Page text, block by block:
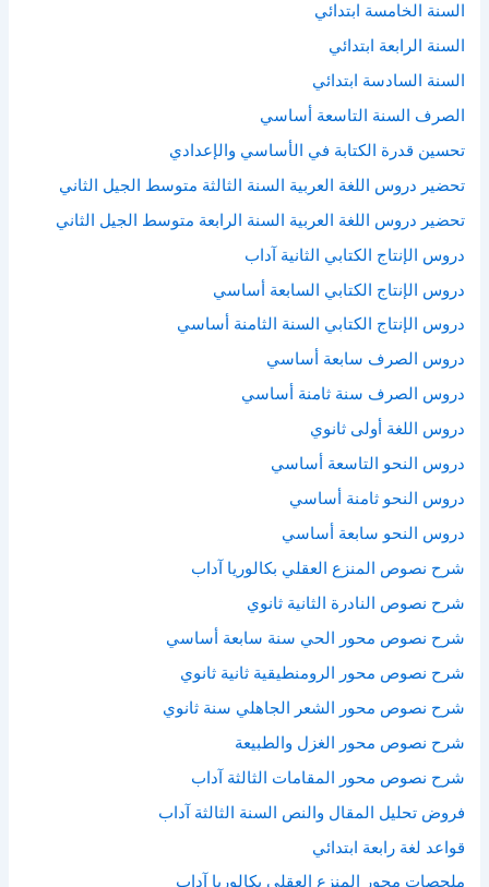
السنة الخامسة ابتدائي
السنة الرابعة ابتدائي
السنة السادسة ابتدائي
الصرف السنة التاسعة أساسي
تحسين قدرة الكتابة في الأساسي والإعدادي
تحضير دروس اللغة العربية السنة الثالثة متوسط الجيل الثاني
تحضير دروس اللغة العربية السنة الرابعة متوسط الجيل الثاني
دروس الإنتاج الكتابي الثانية آداب
دروس الإنتاج الكتابي السابعة أساسي
دروس الإنتاج الكتابي السنة الثامنة أساسي
دروس الصرف سابعة أساسي
دروس الصرف سنة ثامنة أساسي
دروس اللغة أولى ثانوي
دروس النحو التاسعة أساسي
دروس النحو ثامنة أساسي
دروس النحو سابعة أساسي
شرح نصوص المنزع العقلي بكالوريا آداب
شرح نصوص النادرة الثانية ثانوي
شرح نصوص محور الحي سنة سابعة أساسي
شرح نصوص محور الرومنطيقية ثانية ثانوي
شرح نصوص محور الشعر الجاهلي سنة ثانوي
شرح نصوص محور الغزل والطبيعة
شرح نصوص محور المقامات الثالثة آداب
فروض تحليل المقال والنص السنة الثالثة آداب
قواعد لغة رابعة ابتدائي
ملحصات محور المنزع العقلي بكالوريا آداب